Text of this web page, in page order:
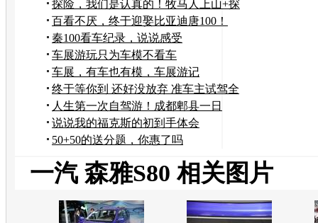
探险，我们是认真的！牧马人上山+探
险
百看不厌，终于迎娶比亚迪唐100！
秦100看车纪录，说说感受
车展游玩只为车模不看车
车展，有车也有模，车展游记
终于等你到 还好没放弃 准车主试驾全
新悦动
人生第一次自驾游！成都郫县一日
游！求各位前辈关注
说说我的福克斯的初到手体会
50+50的送分题，你惠了吗
一汽 森雅S80 相关图片